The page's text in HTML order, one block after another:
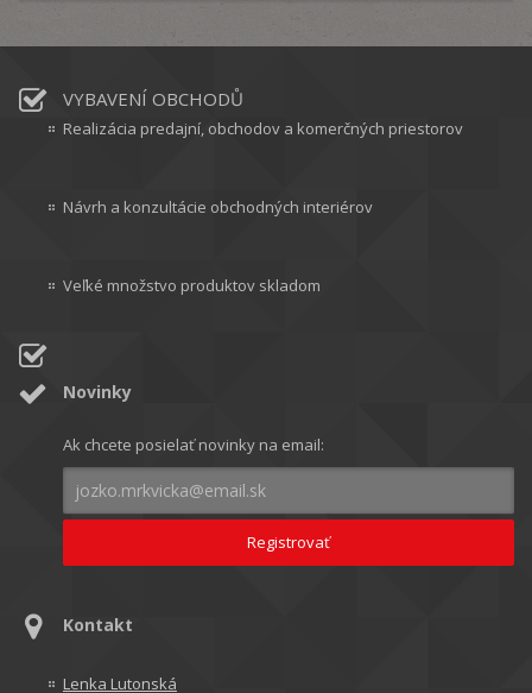
VYBAVENÍ OBCHODŮ
Realizácia predajní, obchodov a komerčných priestorov
Návrh a konzultácie obchodných interiérov
Veľké množstvo produktov skladom
Novinky
Ak chcete posielať novinky na email:
Kontakt
Lenka Lutonská